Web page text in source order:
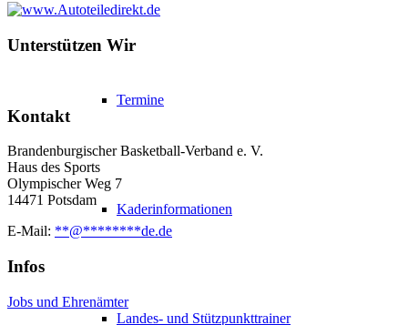
Termine
Kaderinformationen
Landes- und Stützpunkttrainer
Unterstützen Wir
Kontakt
Brandenburgischer Basketball-Verband e. V.
Haus des Sports
Olympischer Weg 7
14471 Potsdam
E-Mail: **@********de.de
Infos
Jobs und Ehrenämter